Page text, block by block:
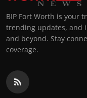
BIP Fort Worth is your
trending updates, and
and beyond. Stay
coverage.